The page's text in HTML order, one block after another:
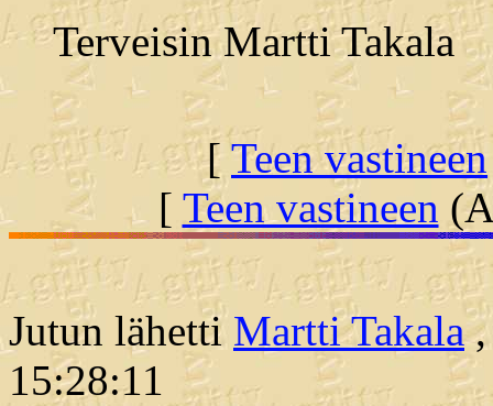
Terveisin Martti Takala
[ Teen vastineen
[ Teen vastineen
Jutun lähetti Martti Takala,
15:28:11